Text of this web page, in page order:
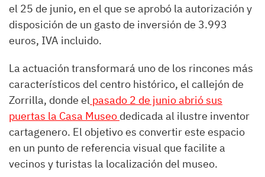
el 25 de junio, en el que se aprobó la autorización y
disposición de un gasto de inversión de 3.993
euros, IVA incluido.
La actuación transformará uno de los rincones más
característicos del centro histórico, el callejón de
Zorrilla, donde el pasado 2 de junio abrió sus
puertas la Casa Museo dedicada al ilustre inventor
cartagenero. El objetivo es convertir este espacio
en un punto de referencia visual que facilite a
vecinos y turistas la localización del museo.